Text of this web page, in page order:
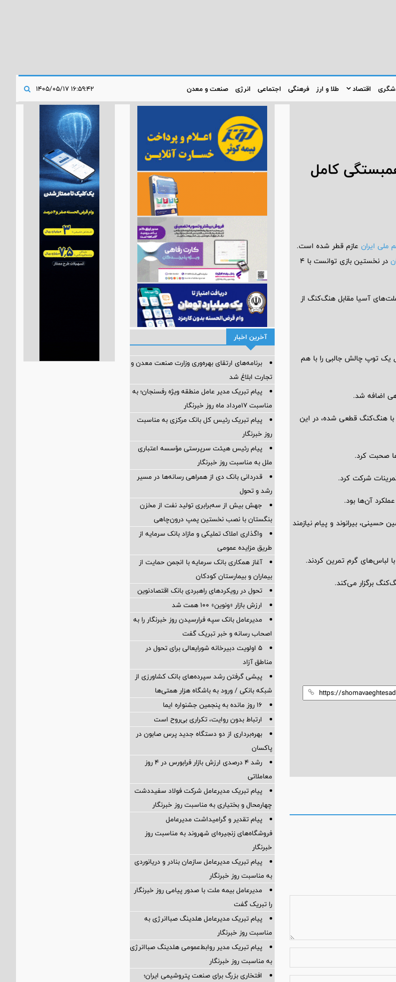
اقتصاد طلا و ارز فرهنگی اجتماعی انرژی صنعت و معدن
کامل
ملی ایران عازم قطر شده است.
در نخستین بازی توانست با 4
آسیا مقابل هنگ‌کنگ از
یک توپ چالش جالبی را با هم
اضافه شد.
با هنگ‌کنگ قطعی شده، در این
شرکت کرد.
آن‌ها بود.
حسینی، بیرانوند و پیام نیازمند
لباس‌های گرم تمرین کردند.
آخرین اخبار
برنامه‌های ارتقای بهره‌وری وزارت صنعت معدن و
تجارت ابلاغ شد
پیام تبریک مدیر عامل منطقه ویژه رفسنجان؛ به
مناسبت ۱۷مرداد ماه روز خبرنگار
پیام تبریک رئیس کل بانک مرکزی به مناسبت
روز خبرنگار
پیام رئیس هیئت سرپرستی مؤسسه اعتباری
ملل به مناسبت روز خبرنگار
قدردانی بانک دی از همراهی رسانه‌ها در مسیر
رشد و تحول
جهش بیش از سه‌برابری تولید نفت از مخزن
بنگستان با نصب نخستین پمپ درون‌چاهی
واگذاری املاک تملیکی و مازاد بانک سرمایه از
طریق مزایده عمومی
آغاز همکاری بانک سرمایه با انجمن حمایت از
بیماران و بیمارستان کودکان
تحول در رویکردهای راهبردی بانک اقتصادنوین
ارزش بازار «ونوین» 100 همت شد
مدیرعامل بانک سپه فرارسیدن روز خبرنگار را به
اصحاب رسانه و خبر تبریک گفت
5 اولویت دبیرخانه شورایعالی برای تحول در
مناطق آزاد
پیشی گرفتن رشد سپرده‌های بانک کشاورزی از
شبکه بانکی / ورود به باشگاه هزار همتی‌ها
16 روز مانده به پنجمین جشنواره ایما
ارتباط بدون روایت، تکراری بی‌روح است
بهره‌برداری از دو دستگاه جدید پرس صابون در
پاكسان
رشد ۴ درصدی ارزش بازار فرابورس در ۴ روز
معاملاتی
پیام تبریک مدیرعامل شرکت فولاد سفیددشت
چهارمحال و بختیاری به مناسبت روز خبرنگار
پیام تقدیر و گرامیداشت مدیرعامل
فروشگاه‌های زنجیره‌ای شهروند به مناسبت روز
خبرنگار
پیام تبریک مدیرعامل سازمان بنادر و دریانوردی
به مناسبت روز خبرنگار
مدیرعامل بیمه ملت با صدور پیامی روز خبرنگار
را تبریک گفت
پیام تبریک مدیرعامل هلدینگ صباانرژی به
مناسبت روز خبرنگار
پیام تبریک مدیر روابط‌عمومی هلدینگ صباانرژی
به مناسبت روز خبرنگار
افتخاری بزرگ برای صنعت پتروشیمی ایران؛